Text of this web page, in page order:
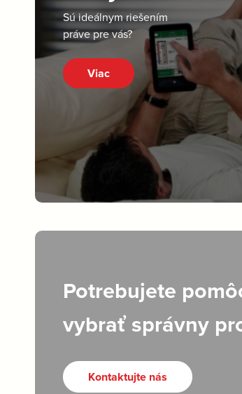
Sú ideálnym riešením
práve pre vás?
Viac
Potrebujete
vybrať správny
Kontaktujte nás